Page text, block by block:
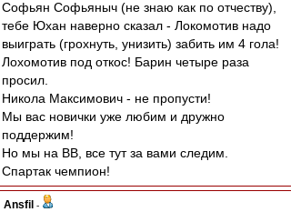
Софьян Софьяныч (не знаю как по отчеству),
тебе Юхан наверно сказал - Локомотив надо
выиграть (грохнуть, унизить) забить им 4 гола!
Лохомотив под откос! Барин четыре раза
просил.
Никола Максимович - не пропусти!
Мы вас новички уже любим и дружно
поддержим!
Но мы на ВВ, все тут за вами следим.
Спартак чемпион!
Ansfil -